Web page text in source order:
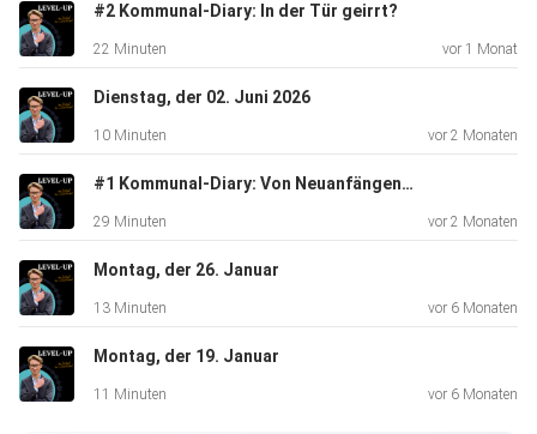
#2 Kommunal-Diary: In der Tür geirrt?
22 Minuten vor 1 Monat
Dienstag, der 02. Juni 2026
10 Minuten vor 2 Monaten
#1 Kommunal-Diary: Von Neuanfängen bis Minderheitsregierung
29 Minuten vor 2 Monaten
Montag, der 26. Januar
13 Minuten vor 6 Monaten
Montag, der 19. Januar
11 Minuten vor 6 Monaten